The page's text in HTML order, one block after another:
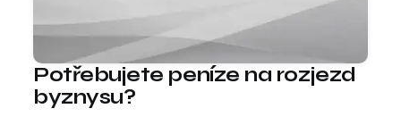
Potřebujete peníze na rozjezd
byznysu?